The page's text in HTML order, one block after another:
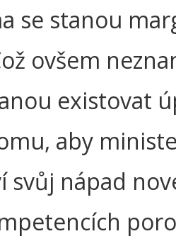
se stanou
ovšem
existovat
aby
svůj nápad